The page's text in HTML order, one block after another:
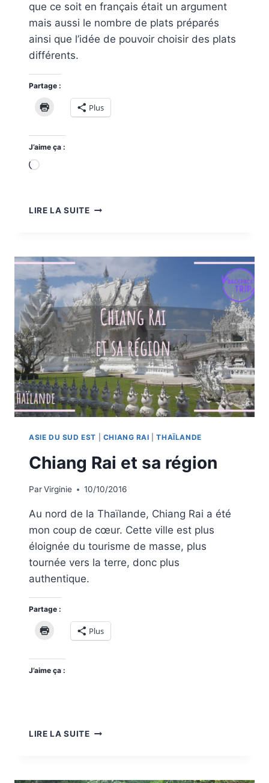
que ce soit en français était un argument
mais aussi le nombre de plats préparés
ainsi que l’idée de pouvoir choisir des plats
différents.
Partage :
Plus
J’aime ça :
Chargement…
LIRE LA SUITECOURS
CHIANG
MAI
ASIE DU SUD EST CHIANG RAI |THAÏLANDE
Chiang Rai et sa région
ParVirginie 10/10/2016
Au nord de la Thaïlande, Chiang Rai a été
mon coup de cœur. Cette ville est plus
éloignée du tourisme de masse, plus
tournée vers la terre, donc plus
authentique.
Partage :
Plus
J’aime ça :
LIRE LA SUITECHIANG